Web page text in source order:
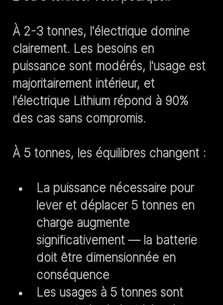
À 2-3 tonnes, l'électrique domine
clairement. Les besoins en
puissance sont modérés, l'usage est
majoritairement intérieur, et
l'électrique Lithium répond à 90%
des cas sans compromis.
À 5 tonnes, les équilibres changent :
La puissance nécessaire pour
lever et déplacer 5 tonnes en
charge augmente
significativement — la batterie
doit être dimensionnée en
conséquence
Les usages à 5 tonnes sont